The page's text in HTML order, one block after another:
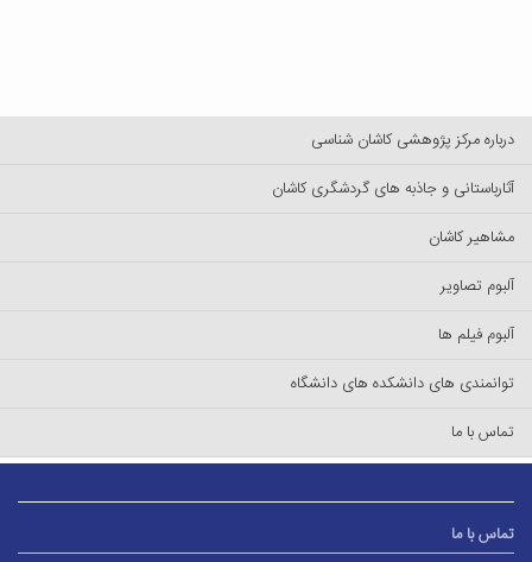
درباره مرکز پژوهشی کاشان شناسی
آثارباستانی و جاذبه های گردشگری کاشان
مشاهیر کاشان
آلبوم تصاویر
آلبوم فیلم ها
توانمندی های دانشکده های دانشگاه
تماس با ما
تماس با ما